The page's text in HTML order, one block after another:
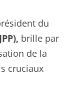
du
brille par
de la
cruciaux